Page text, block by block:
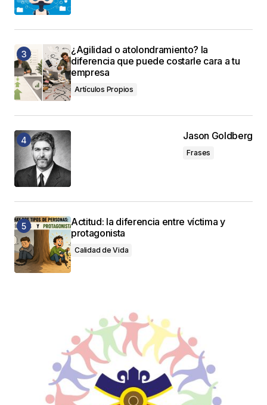
¿Agilidad o atolondramiento? la
diferencia que puede costarle cara a tu
empresa
Artículos Propios
Jason Goldberg
Frases
Actitud: la diferencia entre víctima y
protagonista
Calidad de Vida